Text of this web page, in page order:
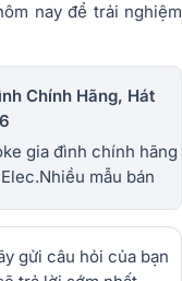
nay để trải nghiệm
Chính Hãng, Hát
gia đình chính hãng
mẫu bán
Cao
gửi câu hỏi của bạn